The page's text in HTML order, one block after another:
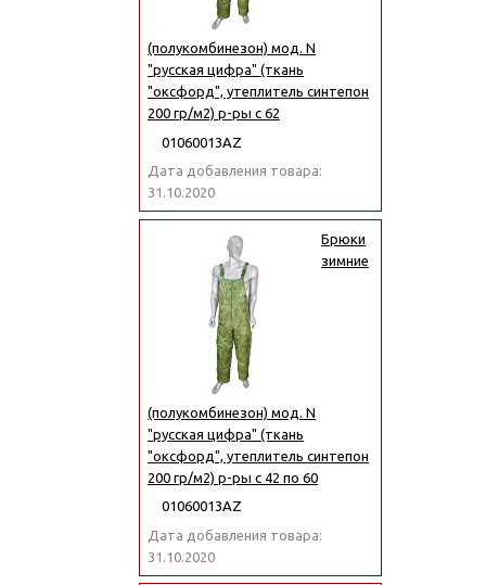
(полукомбинезон) мод. N
"русская цифра" (ткань
"оксфорд", утеплитель синтепон
200 гр/м2) р-ры с 62
01060013АZ
Дата добавления товара:
31.10.2020
Брюки
зимние
(полукомбинезон) мод. N
"русская цифра" (ткань
"оксфорд", утеплитель синтепон
200 гр/м2) р-ры с 42 по 60
01060013АZ
Дата добавления товара:
31.10.2020